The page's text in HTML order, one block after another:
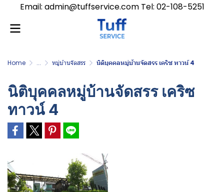
Email: admin@tuffservice.com Tel: 02-108-5251
Home ... หมู่บ้านจัดสรร นิติบุคคลหมู่บ้านจัดสรร เคริซ ทาวน์ 4
นิติบุคคลหมู่บ้านจัดสรร เคริซ
ทาวน์ 4